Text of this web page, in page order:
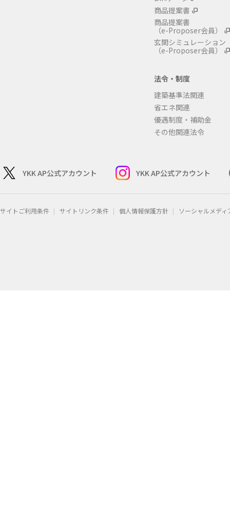
商品提案書
商品提案書
（e-Proposer会員）
玄関シミュレーション
（e-Proposer会員）
法令・制度
建築基準法関連
省エネ関連
優遇制度・補助金
その他関連法令
YKK AP公式アカウント YKK AP公式アカウント
サイトご利用条件 サイトリンク条件 個人情報保護方針 ソーシャルメデ